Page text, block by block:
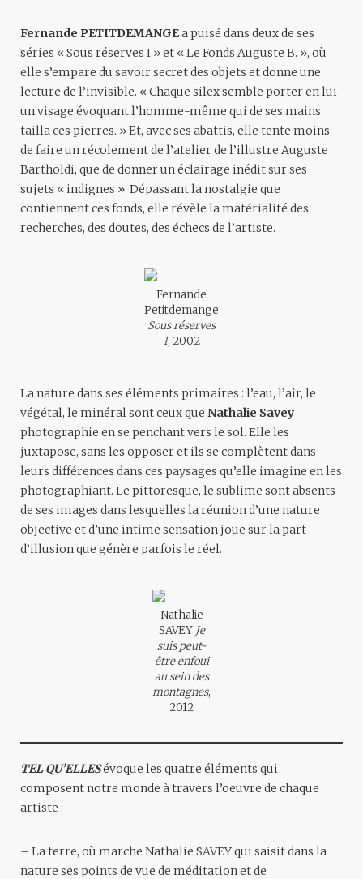
Fernande PETITDEMANGEa puisé dans deux de ses
séries « Sous réserves I » et « Le Fonds Auguste B. », où
elle s’empare du savoir secret des objets et donne une
lecture de l’invisible. « Chaque silex semble porter en lui
un visage évoquant l’homme-même qui de ses mains
tailla ces pierres. » Et, avec ses abattis, elle tente moins
de faire un récolement de l’atelier de l’illustre Auguste
Bartholdi, que de donner un éclairage inédit sur ses
sujets « indignes ». Dépassant la nostalgie que
contiennent ces fonds, elle révèle la matérialité des
recherches, des doutes, des échecs de l’artiste.
Fernande
Petitdemange
Sous réserves
I, 2002
La nature dans ses éléments primaires : l’eau, l’air, le
végétal, le minéral sont ceux que Nathalie Savey
photographie en se penchant vers le sol. Elle les
juxtapose, sans les opposer et ils se complètent dans
leurs différences dans ces paysages qu’elle imagine en les
photographiant. Le pittoresque, le sublime sont absents
de ses images dans lesquelles la réunion d’une nature
objective et d’une intime sensation joue sur la part
d’illusion que génère parfois le réel.
Nathalie
SAVEY Je
suis peut-
être enfoui
au sein des
montagnes,
2012
TEL QU’ELLESévoque les quatre éléments qui
composent notre monde à travers l’oeuvre de chaque
artiste :
– La terre, où marche Nathalie SAVEY qui saisit dans la
nature ses points de vue de méditation et de